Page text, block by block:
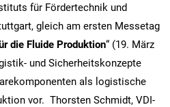
für Fördertechnik und
gleich am ersten Messetag
die Fluide Produktion“ (19. März
und Sicherheitskonzepte
als logistische
vor. Thorsten Schmidt, VDI-